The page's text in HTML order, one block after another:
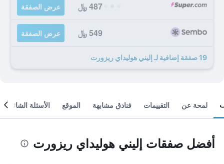
487 ﷼ عرض الصفقة
549 ﷼ عرض الصفقة
19 صفقة إضافية لـ إليني هوليداي ريزورت
لمحة عن التقييمات فنادق مشابهة الموقع الأسئلة الشائعة
أفضل صفقات إليني هوليداي ريزورت